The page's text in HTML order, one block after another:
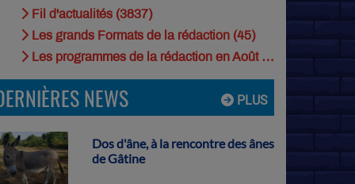
Fil d'actualités (3837)
Les grands Formats de la rédaction (45)
Les programmes de la rédaction en Août (9)
PLUS
NEWS
Dos d'âne, à la rencontre des ânes
de Gâtine